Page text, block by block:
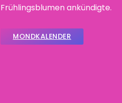
Frühlingsblumen ankündigte.
MONDKALENDER